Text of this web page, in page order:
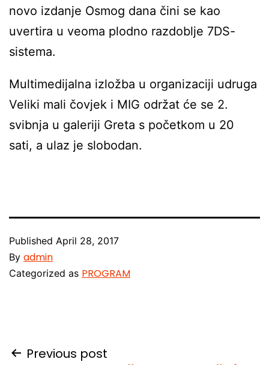
novo izdanje Osmog dana čini se kao
uvertira u veoma plodno razdoblje 7DS-
sistema.
Multimedijalna izložba u organizaciji udruga
Veliki mali čovjek i MIG održat će se 2.
svibnja u galeriji Greta s početkom u 20
sati, a ulaz je slobodan.
Published April 28, 2017
By admin
Categorized as PROGRAM
Post
Previous post